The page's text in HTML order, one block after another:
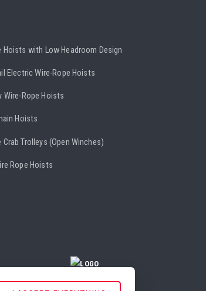
Hoists with Low Headroom Design
Electric Wire-Rope Hoists
Wire-Rope Hoists
Hoists
Crab Trolleys (Open Winches)
Rope Hoists